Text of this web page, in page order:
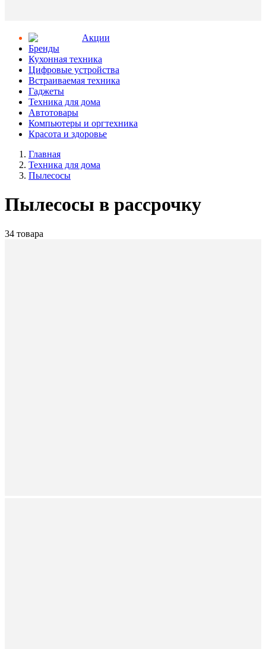
Aкции
Бренды
Кухонная техника
Цифровые устройства
Встраиваемая техника
Гаджеты
Техника для дома
Автотовары
Компьютеры и оргтехника
Красота и здоровье
Главная
Техника для дома
Пылесосы
Пылесосы в рассрочку
34 товара